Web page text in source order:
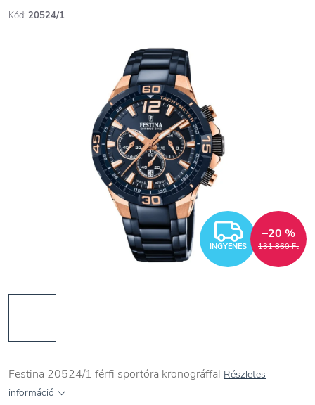
Kód: 20524/1
INGYENES 131 860 Ft
–20 %
Festina 20524/1 férfi sportóra kronográffal Részletes
információ